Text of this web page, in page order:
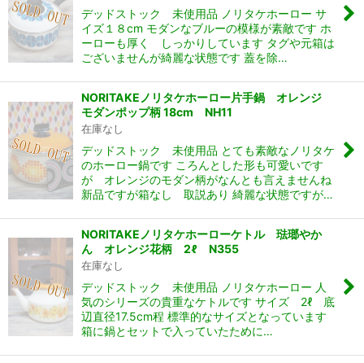
デッドストック 未使用品 ノリタケホーロー サ
イズ１８cm モダンなブルーの模様が素敵です ホ
ーローも厚く しっかりしています タグや元箱は
ございませんが綺麗な状態です 蓋を除…
NORITAKEノリタケホーロー片手鍋 オレンジ
モダンポップ柄 18cm NH11
在庫なし
デッドストック 未使用品 とても素敵なノリタケ
のホーロー鍋です ころんとした形も可愛いです
が オレンジのモダン柄がなんとも言えませんね
新品ですが箱なし 取説あり 綺麗な状態ですが…
NORITAKEノリタケホーローケトル 琺瑯やか
ん オレンジ花柄 2ℓ N355
在庫なし
デッドストック 未使用品 ノリタケホーロー 人
気のシリーズの貴重なケトルです サイズ 2ℓ 底
辺直径17.5cm程 標準的なサイズとなっています
箱に鍋とセットで入っていたために…